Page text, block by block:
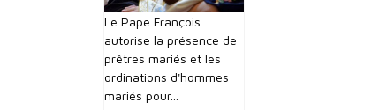
Le Pape François
autorise la présence de
prêtres mariés et les
ordinations d'hommes
mariés pour...